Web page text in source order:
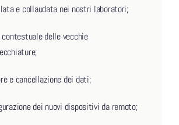
e collaudata nei nostri laboratori;
delle vecchie
e cancellazione dei dati;
dei nuovi dispositivi da remoto;